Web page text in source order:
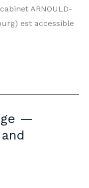
ARNOULD-
est accessible
—